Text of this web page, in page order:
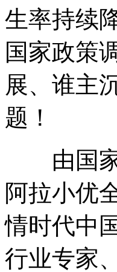
生率持续
国家政策
展、谁主
题！
由国家
阿拉小优
情时代中
行业专家